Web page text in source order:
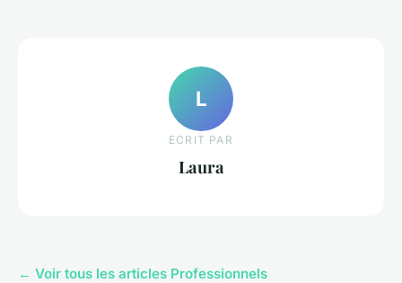
L
ECRIT PAR
Laura
← Voir tous les articles Professionnels